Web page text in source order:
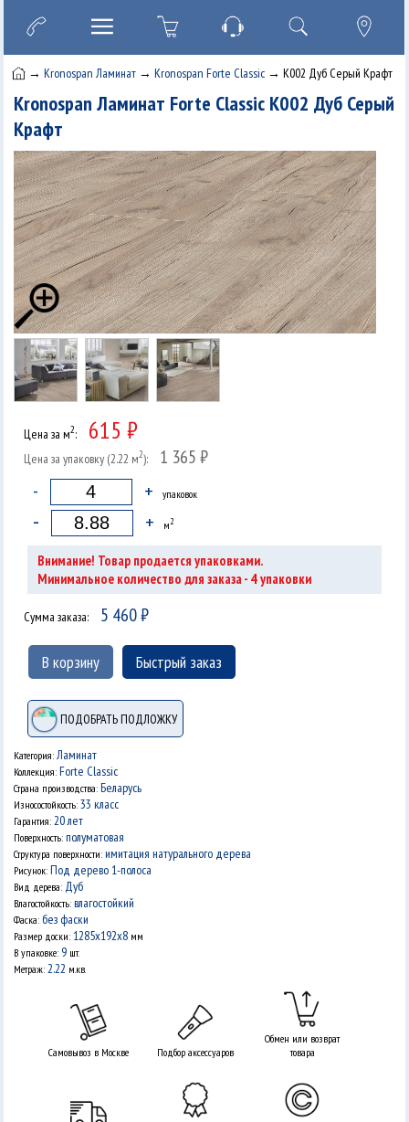
→Kronospan Ламинат →Kronospan Forte Classic → K002 Дуб Серый Крафт
Kronospan Ламинат Forte Classic K002 Дуб Серый
Крафт
Цена за м2: 615 ₽
Цена за упаковку (2.22 м2): 1 365 ₽
- + упаковок
- + м2
Внимание! Товар продается упаковками.
Минимальное количество для заказа - 4упаковки
Сумма заказа: 5 460₽
В корзину Быстрый заказ
ПОДОБРАТЬ ПОДЛОЖКУ
Категория:Ламинат
Коллекция: Forte Classic
Страна производства: Беларусь
Износостойкость:33 класс
Гарантия:20 лет
Поверхность:полуматовая
Структура поверхности:имитация натурального дерева
Рисунок: Под дерево 1-полоса
Вид дерева: Дуб
Влагостойкость:влагостойкий
Фаска:без фаски
Размер доски: 1285x192x8 мм
В упаковке: 9 шт.
Метраж:2.22 м.кв.
Самовывоз в Москве Подбор аксессуаров
Обмен или возврат
товара